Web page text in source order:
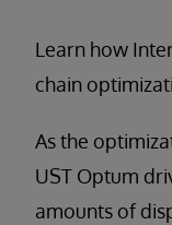
Learn how
chain
As the
UST Optum
amounts of